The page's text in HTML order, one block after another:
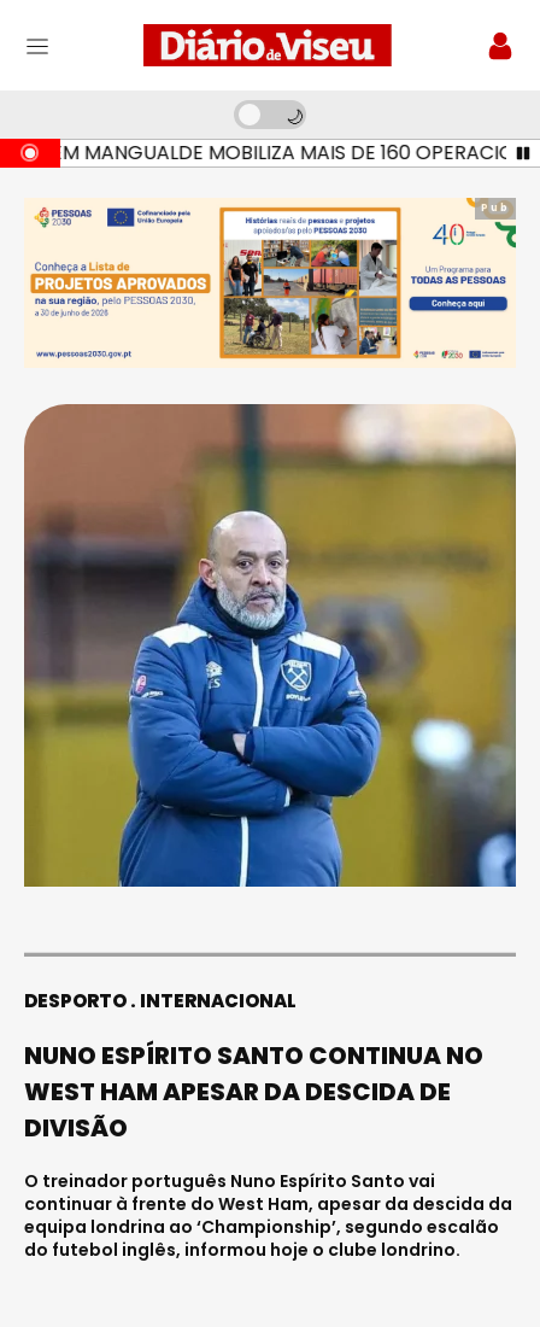
EM MANGUALDE MOBILIZA MAIS DE 160 OPERACIONAIS E
Pub
DESPORTO INTERNACIONAL
NUNO ESPÍRITO SANTO CONTINUA NO
WEST HAM APESAR DA DESCIDA DE
DIVISÃO
O treinador português Nuno Espírito Santo vai
continuar à frente do West Ham, apesar da descida da
equipa londrina ao ‘Championship’, segundo escalão
do futebol inglês, informou hoje o clube londrino.